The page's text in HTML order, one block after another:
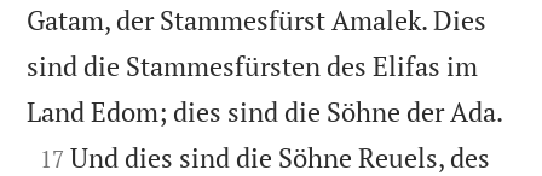
Gatam, der Stammesfürst Amalek. Dies
sind die Stammesfürsten des Elifas im
Land Edom; dies sind die Söhne der Ada.

17 Und dies sind die Söhne Reuels, des